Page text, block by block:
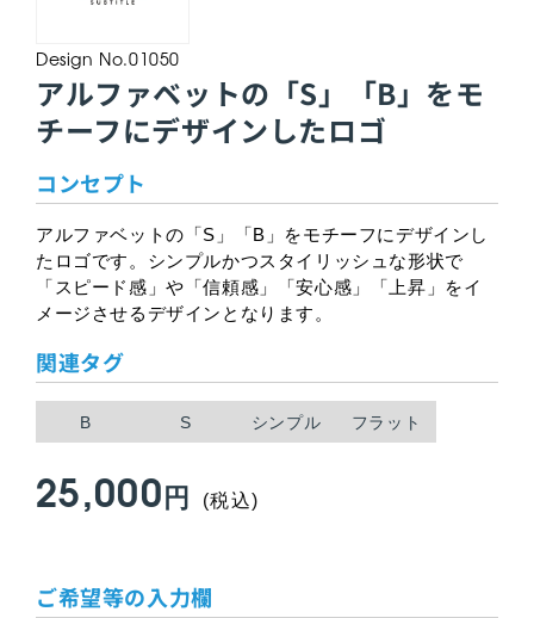
Design No.01050
アルファベットの「S」「B」をモ
チーフにデザインしたロゴ
コンセプト
アルファベットの「S」「B」をモチーフにデザインし
たロゴです。シンプルかつスタイリッシュな形状で
「スピード感」や「信頼感」「安心感」「上昇」をイ
メージさせるデザインとなります。
関連タグ
B S シンプル フラット
通
価
25,000円 (税込)
ご希望等の入力欄